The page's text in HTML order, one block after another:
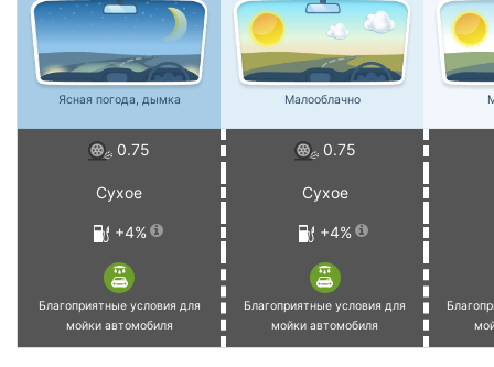
Ясная погода, дымка Малооблачно
0.75 0.75
Сухое Сухое
+4% +4%
Благоприятные условия для
мойки автомобиля
Благоприятные условия для
мойки автомобиля